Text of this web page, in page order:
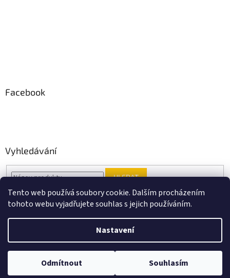
Tento web používá soubory cookie. Dalším procházením
tohoto webu vyjadřujete souhlas s jejich používáním.
Nastavení
Odmítnout Souhlasím
Facebook
Vyhledávání
HLEDAT
Copyright 2026Black Point music. Všechna práva vyhrazena.
Upravit nastavení cookies